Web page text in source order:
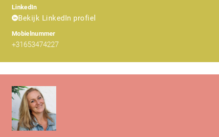
LinkedIn
Bekijk LinkedIn profiel
Mobielnummer
+31653474227